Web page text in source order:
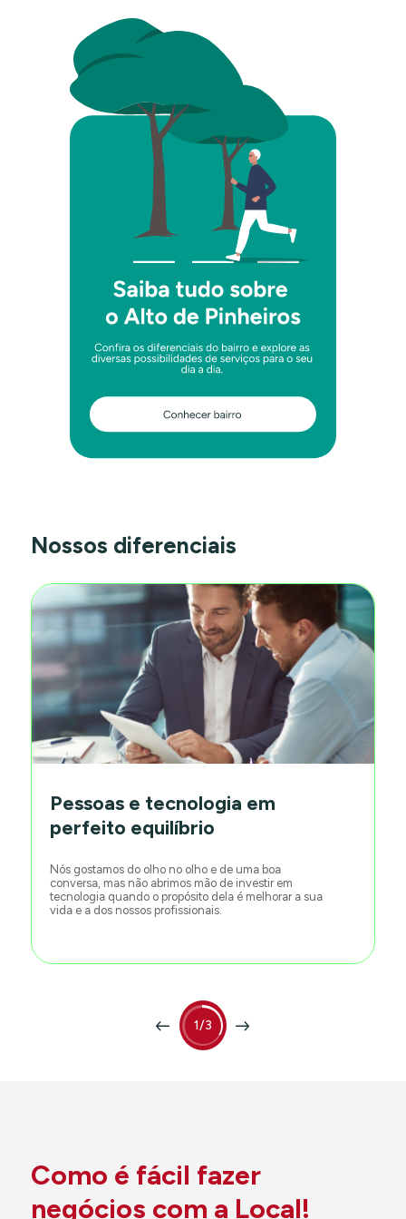
Nossos diferenciais
Pessoas e tecnologia em
perfeito equilíbrio
Nós gostamos do olho no olho e de uma boa
conversa, mas não abrimos mão de investir em
tecnologia quando o propósito dela é melhorar a sua
vida e a dos nossos profissionais.
1/3
Como é fácil fazer
negócios com a Local!